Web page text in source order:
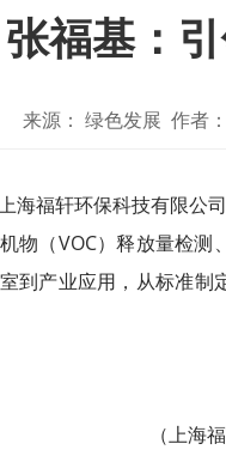
张福基：
来源： 绿色发展 作者
海福轩环保科技有限公
物（VOC）释放量检
到产业应用，从标准
（上海